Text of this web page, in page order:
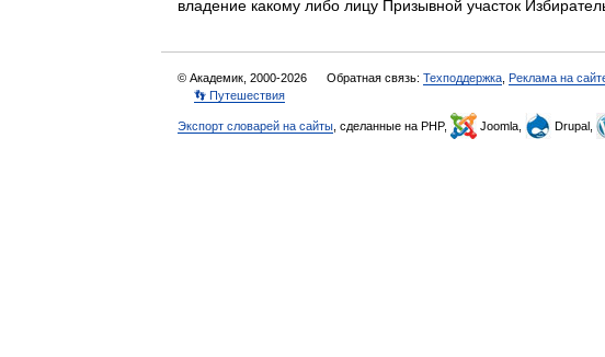
владение какому либо лицу Призывной участок
© Академик, 2000-2026 Обратная связь: Техподдержка Реклама на
👣 Путешествия
Экспорт словарей на сайты , сделанные на PHP, Joomla, Drupal,